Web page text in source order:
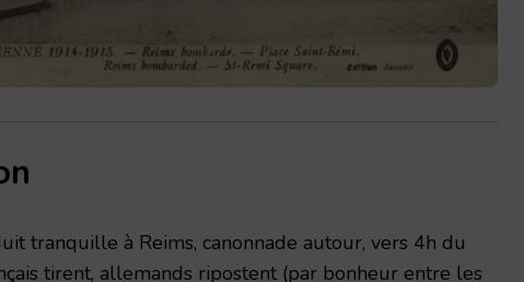
tranquille à Reims, canonnade autour, vers 4h du
tirent, allemands ripostent (par bonheur entre les